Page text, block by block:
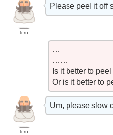
teru
Please peel it off
…
……
Is it better to
Or is it better to
teru
Um, please slow